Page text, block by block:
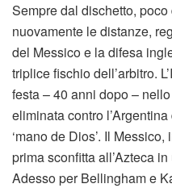
Sempre dal dischetto,
nuovamente le distanze,
del Messico e la difesa
triplice fischio dell’arbitro.
festa – 40 anni dopo –
eliminata contro
‘mano de Dios’. Il
prima sconfitta all’Azteca
Adesso per Bellingham e